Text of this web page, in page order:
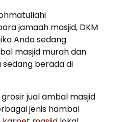
jamaah masjid, DKM
Anda sedang
masjid murah dan
berada di
jual ambal masjid
jenis hambal